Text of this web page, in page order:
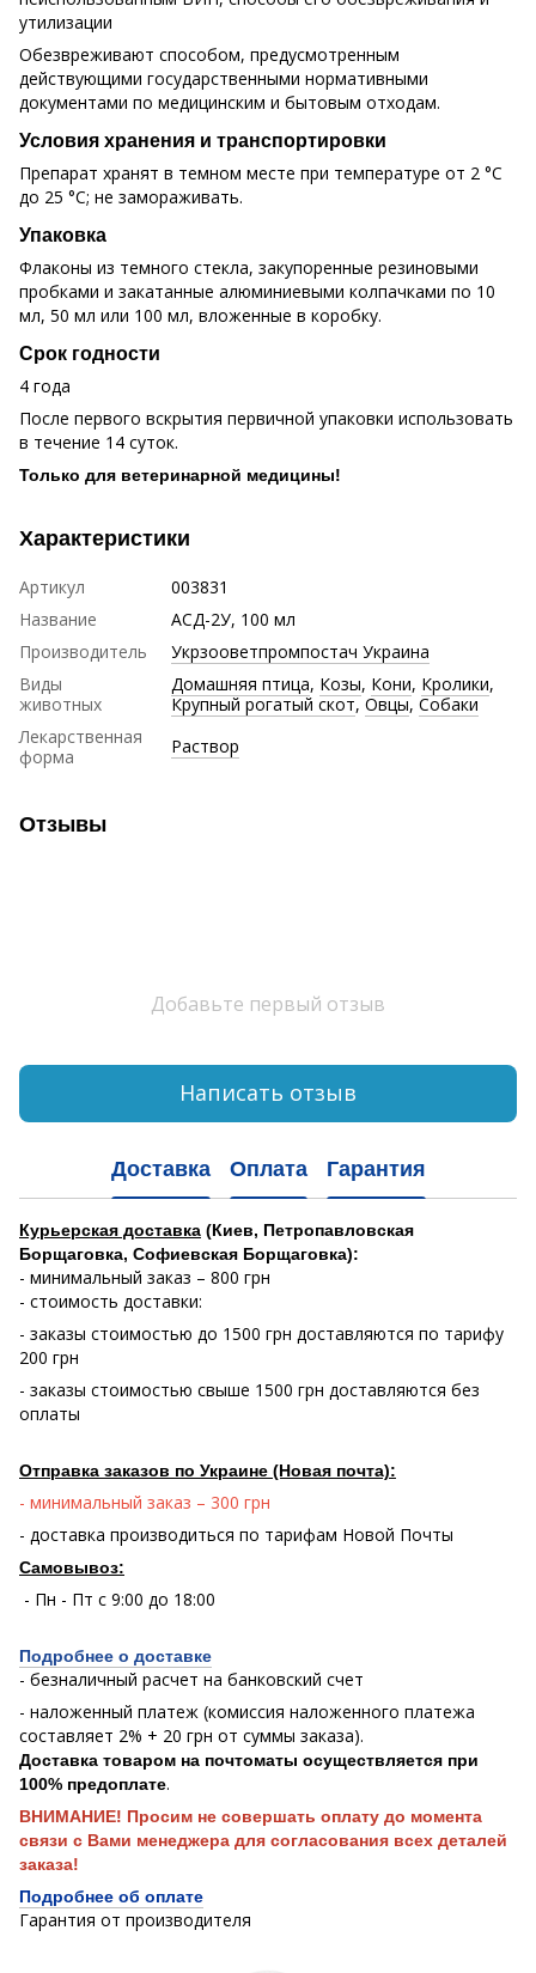
утилизации
Обезвреживают способом, предусмотренным
действующими государственными нормативными
документами по медицинским и бытовым отходам.
Условия хранения и транспортировки
Препарат хранят в темном месте при температуре от 2 °C
до 25 °C; не замораживать.
Упаковка
Флаконы из темного стекла, закупоренные резиновыми
пробками и закатанные алюминиевыми колпачками по 10
мл, 50 мл или 100 мл, вложенные в коробку.
Срок годности
4 года
После первого вскрытия первичной упаковки использовать
в течение 14 суток.
Только для ветеринарной медицины!
Характеристики
Артикул
003831
Название
АСД-2У, 100 мл
Производитель
Укрзооветпромпостач Украина
Виды
животных
Домашняя птица, Козы, Кони, Кролики,
Крупный рогатый скот,Овцы, Собаки
Лекарственная
форма
Раствор
Отзывы
Добавьте первый отзыв
Написать отзыв
Доставка Оплата Гарантия
Курьерская доставка (Киев, Петропавловская
Борщаговка, Софиевская Борщаговка):
- минимальный заказ – 800 грн
- стоимость доставки:
- заказы стоимостью до 1500 грн доставляются по тарифу
200 грн
- заказы стоимостью свыше 1500 грн доставляются без
оплаты
Отправка заказов по Украине (Новая почта):
- минимальный заказ – 300 грн
- доставка производиться по тарифам Новой Почты
Самовывоз:
- Пн - Пт с 9:00 до 18:00
Подробнее о доставке
- безналичный расчет на банковский счет
- наложенный платеж (комиссия наложенного платежа
составляет 2% + 20 грн от суммы заказа).
Доставка товаром на почтоматы осуществляется при
100% предоплате.
ВНИМАНИЕ! Просим не совершать оплату до момента
связи с Вами менеджера для согласования всех деталей
заказа!
Подробнее об оплате
Гарантия от производителя